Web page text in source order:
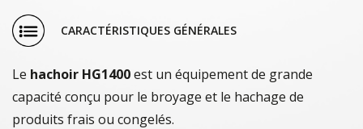
CARACTÉRISTIQUES GÉNÉRALES
Le hachoir HG1400est un équipement de grande
capacité conçu pour le broyage et le hachage de
produits frais ou congelés.